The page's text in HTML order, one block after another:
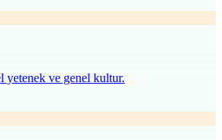
yetenek ve genel kultur.